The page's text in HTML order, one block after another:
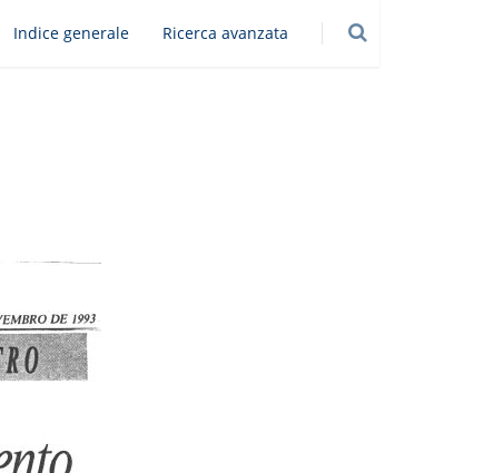
Indice generale Ricerca avanzata